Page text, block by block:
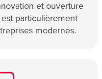
et ouverture
particulièrement
modernes.